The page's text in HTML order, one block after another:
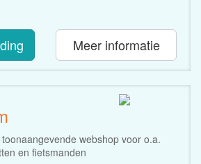
Meer informatie
webshop voor o.a.
en fietsmanden